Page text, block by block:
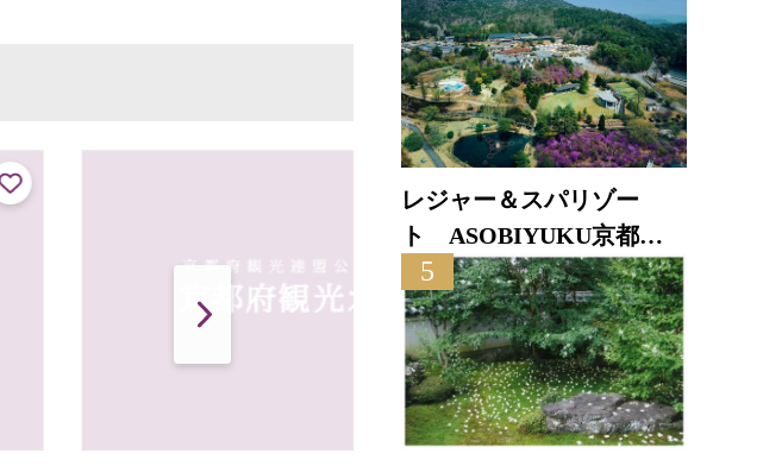
レジャー＆スパリゾー
ト ASOBIYUKU京都る
り渓温泉
5